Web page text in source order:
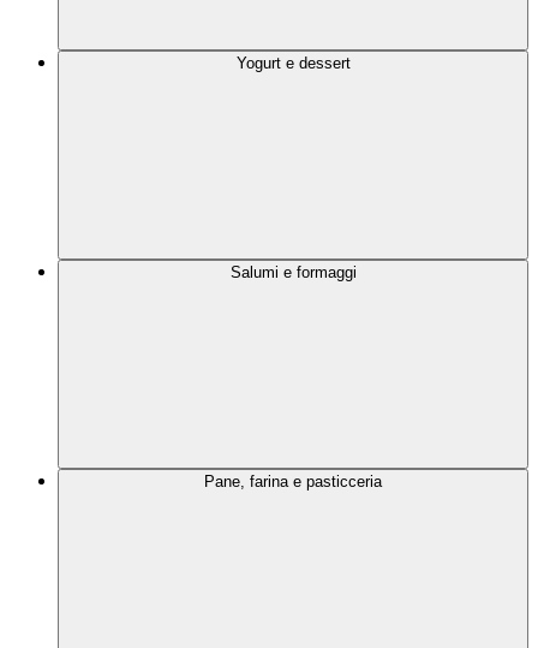
Yogurt e dessert
Salumi e formaggi
Pane, farina e pasticceria